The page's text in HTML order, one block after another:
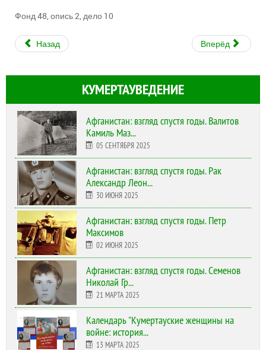
Фонд 48, опись 2, дело 10
Назад Вперёд
КУМЕРТАУВЕДЕНИЕ
Афганистан: взгляд спустя годы. Валитов
Камиль Маз...
05 СЕНТЯБРЯ 2025
Афганистан: взгляд спустя годы. Рак
Александр Леон...
30 ИЮНЯ 2025
Афганистан: взгляд спустя годы. Петр
Максимов
02 ИЮНЯ 2025
Афганистан: взгляд спустя годы. Семенов
Николай Гр...
21 МАРТА 2025
Календарь "Кумертауские женщины на
войне: история...
13 МАРТА 2025